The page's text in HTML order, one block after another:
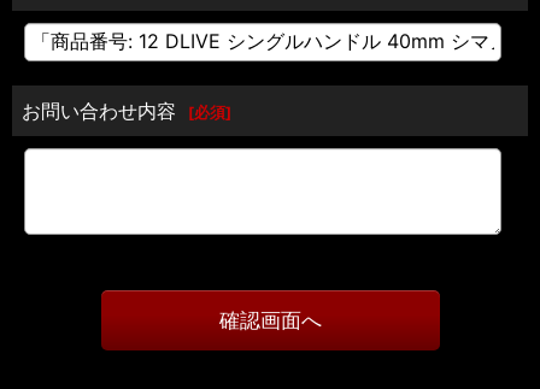
お問い合わせ内容 [必須]
確認画面へ